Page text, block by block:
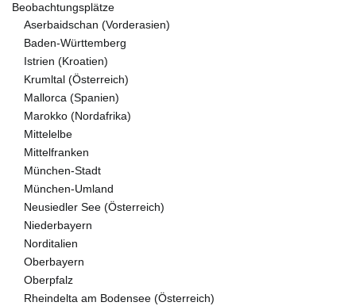
Beobachtungsplätze
Aserbaidschan (Vorderasien)
Baden-Württemberg
Istrien (Kroatien)
Krumltal (Österreich)
Mallorca (Spanien)
Marokko (Nordafrika)
Mittelelbe
Mittelfranken
München-Stadt
München-Umland
Neusiedler See (Österreich)
Niederbayern
Norditalien
Oberbayern
Oberpfalz
Rheindelta am Bodensee (Österreich)